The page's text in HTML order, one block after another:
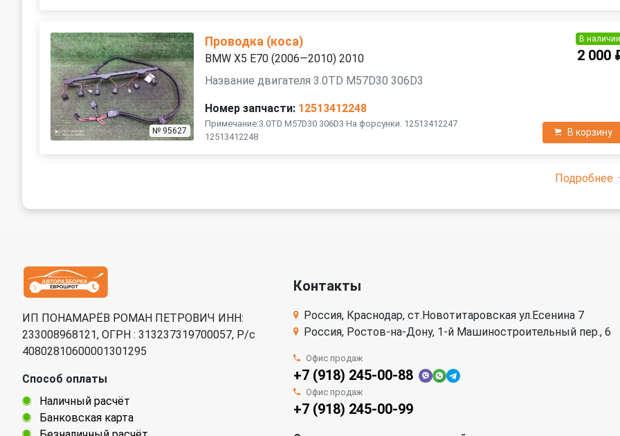
№ 95627
Проводка (коса)
BMW X5 E70 (2006—2010) 2010
Название двигателя 3.0TD M57D30 306D3
Номер запчасти: 12513412248
Примечание:3.0TD M57D30 306D3 На форсунки. 12513412247
12513412248
В наличии
2 000
В корзину
Подробнее
ИП ПОНАМАРЁВ РОМАН ПЕТРОВИЧ ИНН:
233008968121, ОГРН : 313237319700057, Р/c
40802810600001301295
Способ оплаты
Наличный расчёт
Банковская карта
Контакты
Россия, Краснодар, ст.Новотитаровская ул.Есенина 7
Россия, Ростов-на-Дону, 1-й Машиностроительный пер., 6
Офис продаж
+7 (918) 245-00-88
Офис продаж
+7 (918) 245-00-99